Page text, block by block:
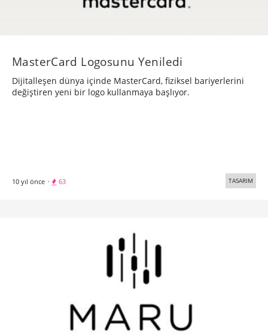
MasterCard Logosunu Yeniledi
Dijitalleşen dünya içinde MasterCard, fiziksel bariyerlerini
değiştiren yeni bir logo kullanmaya başlıyor.
10 yıl önce · 63 TASARIM